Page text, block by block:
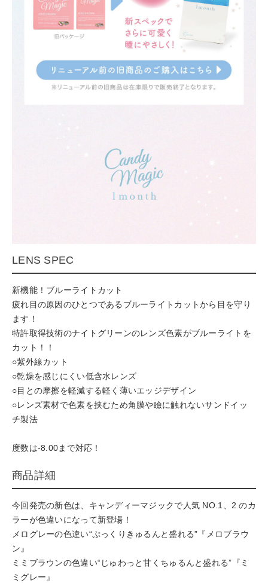
LENS SPEC
新機能！ブルーライトカット
疲れ目の原因のひとつであるブルーライトカットから目を守り
ます！
特許取得技術のナイトグリーンのレンズ色素がブルーライトを
カット！！
○紫外線カット
○乾燥を感じにくい低含水レンズ
○目との摩擦を軽減する軽く薄いエッジデザイン
○レンズ素材で色素を挟むため角膜や瞼に触れないサンドイッ
チ製法
度数は-8.00まで対応！
商品詳細
今回発売の新色は、キャンディーマジックで人気 NO.1、2 のカ
ラーが色違いになって新登場！
メログレーの色違い“ぷっくりきゅるんと盛れる”『メロブラウ
ン』
ミミブラウンの色違い“じゅわっと甘くちゅるんと盛れる”『ミ
ミグレー』